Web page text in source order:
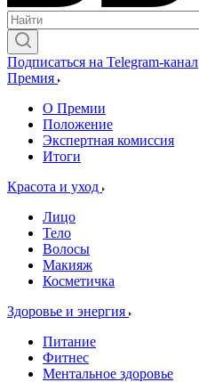
Подписаться на Telegram-канал
Премия
О Премии
Положение
Экспертная комиссия
Итоги
Красота и уход
Лицо
Тело
Волосы
Макияж
Косметичка
Здоровье и энергия
Питание
Фитнес
Ментальное здоровье